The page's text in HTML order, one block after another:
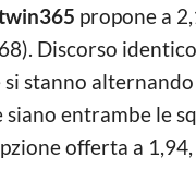
propone a
Discorso
si stanno
entrambe le
offerta a